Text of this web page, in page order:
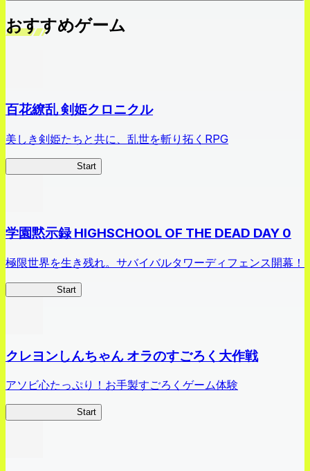
おすすめゲーム
百花繚乱 剣姫クロニクル
美しき剣姫たちと共に、乱世を斬り拓くRPG
Start
学園黙示録 HIGHSCHOOL OF THE DEAD DAY 0
極限世界を生き残れ。サバイバルタワーディフェンス開幕！
Start
クレヨンしんちゃん オラのすごろく大作戦
アソビ心たっぷり！お手製すごろくゲーム体験
Start